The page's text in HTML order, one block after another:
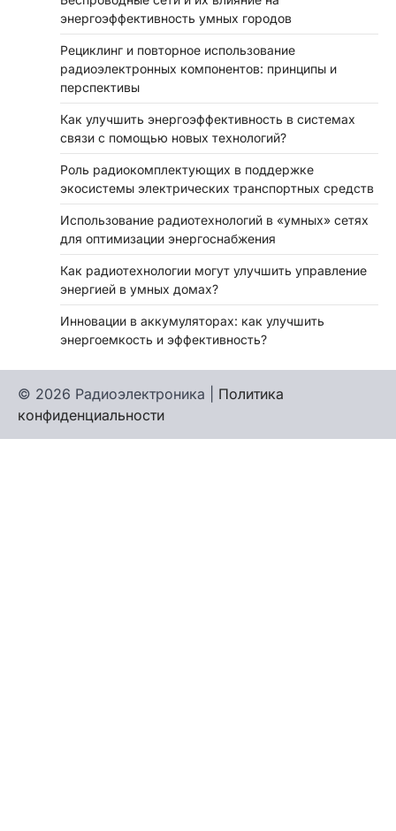
энергоэффективность умных городов
Рециклинг и повторное использование
радиоэлектронных компонентов: принципы и
перспективы
Как улучшить энергоэффективность в системах
связи с помощью новых технологий?
Роль радиокомплектующих в поддержке
экосистемы электрических транспортных средств
Использование радиотехнологий в «умных» сетях
для оптимизации энергоснабжения
Как радиотехнологии могут улучшить управление
энергией в умных домах?
Инновации в аккумуляторах: как улучшить
энергоемкость и эффективность?
© 2026 Радиоэлектроника | Политика
конфиденциальности